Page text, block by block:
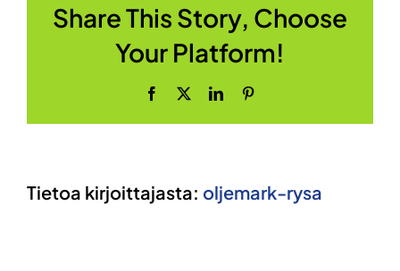
malesuada
Share This Story, Choose
Your Platform!
Facebook LinkedIn
Tietoa kirjoittajasta: oljemark-rysa